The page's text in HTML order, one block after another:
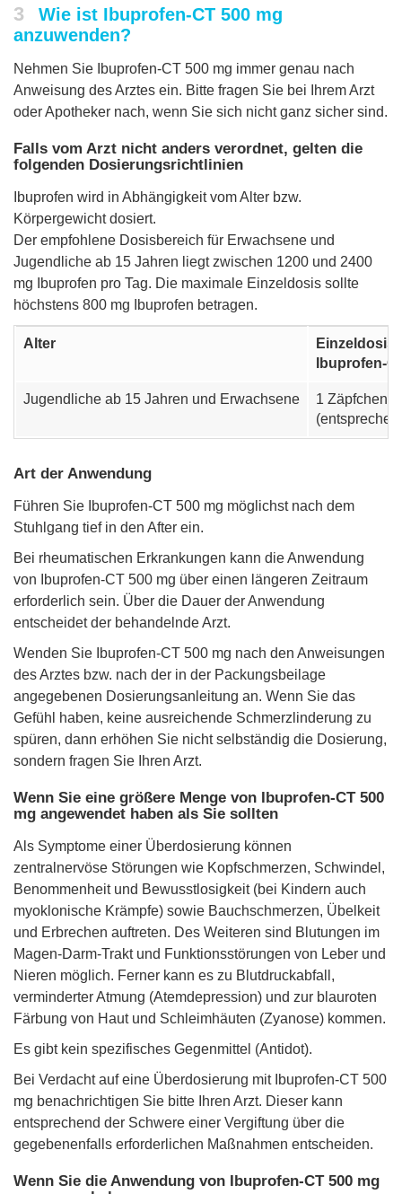
3
Wie ist Ibuprofen-CT 500 mg
anzuwenden?
Nehmen Sie Ibuprofen-CT 500 mg immer genau nach
Anweisung des Arztes ein. Bitte fragen Sie bei Ihrem Arzt
oder Apotheker nach, wenn Sie sich nicht ganz sicher sind.
Falls vom Arzt nicht anders verordnet, gelten die
folgenden Dosierungsrichtlinien
Ibuprofen wird in Abhängigkeit vom Alter bzw.
Körpergewicht dosiert.
Der empfohlene Dosisbereich für Erwachsene und
Jugendliche ab 15 Jahren liegt zwischen 1200 und 2400
mg Ibuprofen pro Tag. Die maximale Einzeldosis sollte
höchstens 800 mg Ibuprofen betragen.
Alter
Einzeldosis
Ibuprofen-
Jugendliche ab 15 Jahren und Erwachsene
1 Zäpfchen
Art der Anwendung
Führen Sie Ibuprofen-CT 500 mg möglichst nach dem
Stuhlgang tief in den After ein.
Bei rheumatischen Erkrankungen kann die Anwendung
von Ibuprofen-CT 500 mg über einen längeren Zeitraum
erforderlich sein. Über die Dauer der Anwendung
entscheidet der behandelnde Arzt.
Wenden Sie Ibuprofen-CT 500 mg nach den Anweisungen
des Arztes bzw. nach der in der Packungsbeilage
angegebenen Dosierungsanleitung an. Wenn Sie das
Gefühl haben, keine ausreichende Schmerzlinderung zu
spüren, dann erhöhen Sie nicht selbständig die Dosierung,
sondern fragen Sie Ihren Arzt.
Wenn Sie eine größere Menge von Ibuprofen-CT 500
mg angewendet haben als Sie sollten
Als Symptome einer Überdosierung können
zentralnervöse Störungen wie Kopfschmerzen, Schwindel,
Benommenheit und Bewusstlosigkeit (bei Kindern auch
myoklonische Krämpfe) sowie Bauchschmerzen, Übelkeit
und Erbrechen auftreten. Des Weiteren sind Blutungen im
Magen-Darm-Trakt und Funktionsstörungen von Leber und
Nieren möglich. Ferner kann es zu Blutdruckabfall,
verminderter Atmung (Atemdepression) und zur blauroten
Färbung von Haut und Schleimhäuten (Zyanose) kommen.
Es gibt kein spezifisches Gegenmittel (Antidot).
Bei Verdacht auf eine Überdosierung mit Ibuprofen-CT 500
mg benachrichtigen Sie bitte Ihren Arzt. Dieser kann
entsprechend der Schwere einer Vergiftung über die
gegebenenfalls erforderlichen Maßnahmen entscheiden.
Wenn Sie die Anwendung von Ibuprofen-CT 500 mg